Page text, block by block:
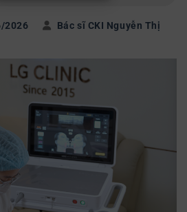
2026
Bác sĩ CKI Nguyễn Thị